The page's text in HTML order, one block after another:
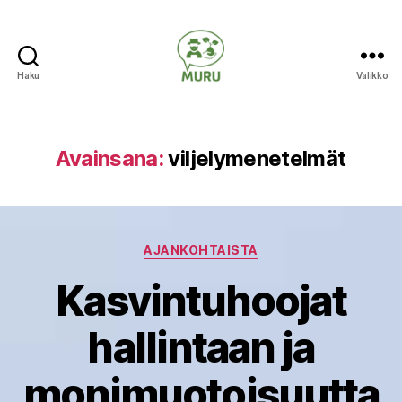
Haku Valikko
Avainsana:viljelymenetelmät
Kategoriat
AJANKOHTAISTA
Kasvintuhoojat
hallintaan ja